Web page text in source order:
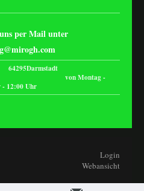
per Mail unter
von Montag -
12:00 Uhr
Login
Webansicht